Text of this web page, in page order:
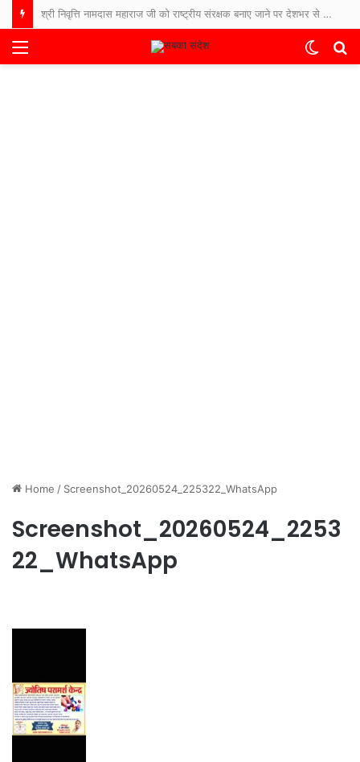
श्री निवृत्ति नामदास महाराज जी को राष्ट्रीय संरक्षक बनाए जाने पर देशभर से बधाइयों का तांता
Menu
Switch
Home / Screenshot_20260524_225322_WhatsApp
Screenshot_20260524_2253
22_WhatsApp